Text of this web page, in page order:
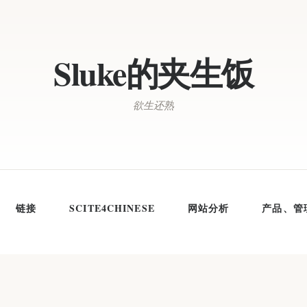
Sluke的夹生饭
欲生还熟
链接 SCITE4CHINESE 网站分析 产品、管